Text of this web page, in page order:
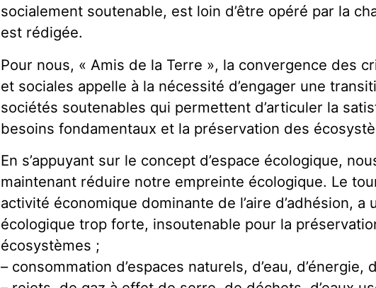
socialement soutenable, est loin d’être opéré par la
est rédigée.
Pour nous, « Amis de la Terre », la convergence des
et sociales appelle à la nécessité d’engager une
sociétés soutenables qui permettent d’articuler la
besoins fondamentaux et la préservation des
En s’appuyant sur le concept d’espace écologique,
maintenant réduire notre empreinte écologique. Le
activité économique dominante de l’aire d’adhésion, a
écologique trop forte, insoutenable pour la
écosystèmes ;
– consommation d’espaces naturels, d’eau, d’énergie,